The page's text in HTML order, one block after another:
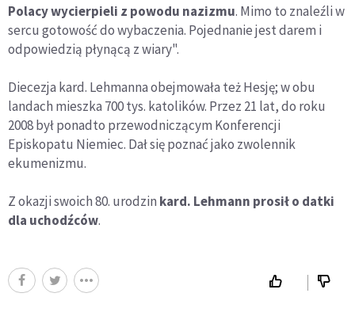
Polacy wycierpieli z powodu nazizmu. Mimo to znaleźli w
sercu gotowość do wybaczenia. Pojednanie jest darem i
odpowiedzią płynącą z wiary".
Diecezja kard. Lehmanna obejmowała też Hesję; w obu
landach mieszka 700 tys. katolików. Przez 21 lat, do roku
2008 był ponadto przewodniczącym Konferencji
Episkopatu Niemiec. Dał się poznać jako zwolennik
ekumenizmu.
Z okazji swoich 80. urodzin kard. Lehmann prosił o datki
dla uchodźców.